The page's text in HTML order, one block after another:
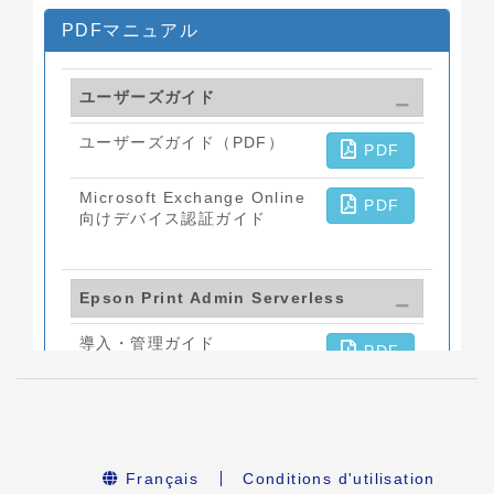
Français Conditions d'utilisation